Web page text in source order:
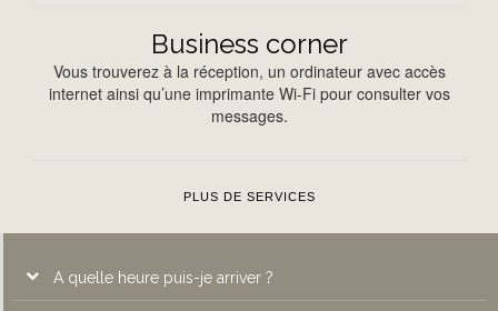
Business corner
Vous trouverez à la réception, un ordinateur avec accès
internet ainsi qu’une imprimante Wi-Fi pour consulter vos
messages.
PLUS DE SERVICES
A quelle heure puis-je arriver ?